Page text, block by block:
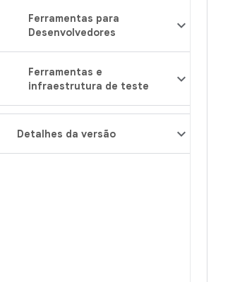
Ferramentas para
Desenvolvedores
Ferramentas e
infraestrutura de teste
Detalhes da versão